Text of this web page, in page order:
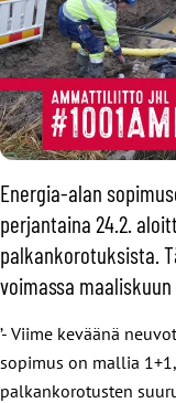
Energia-alan
perjantaina 24.2.
palkankorotuksista.
voimassa maaliskuun
’- Viime keväänä
sopimus on mallia
palkankorotusten